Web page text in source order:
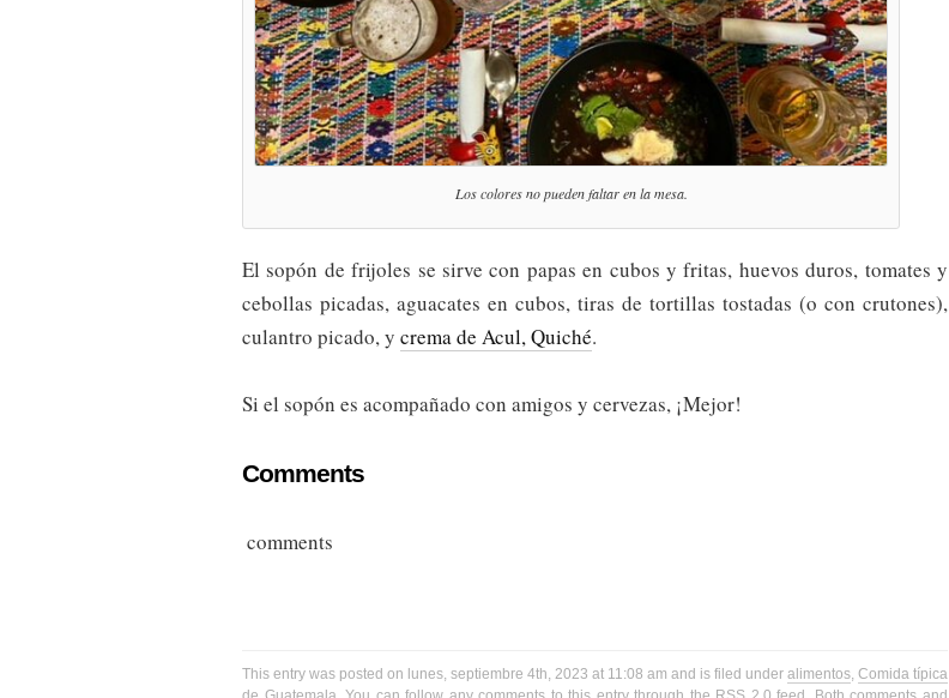
Los colores no pueden faltar en la mesa.
El sopón de frijoles se sirve con papas en cubos y fritas, huevos duros, tomates y
cebollas picadas, aguacates en cubos, tiras de tortillas tostadas (o con crutones),
culantro picado, y crema de Acul, Quiché.
Si el sopón es acompañado con amigos y cervezas, ¡Mejor!
Comments
comments
This entry was posted on lunes, septiembre 4th, 2023 at 11:08 am and is filed under alimentos, Comida típica